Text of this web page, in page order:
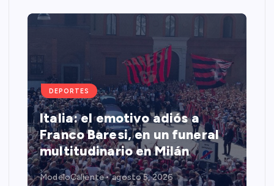
DEPORTES
Italia: el emotivo adiós a
Franco Baresi, en un funeral
multitudinario en Milán
ModeloCaliente agosto 5, 2026